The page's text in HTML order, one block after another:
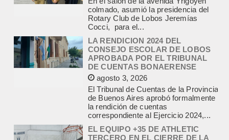
LA RENDICION 2024 DEL
CONSEJO ESCOLAR DE LOBOS
APROBADA POR EL TRIBUNAL
DE CUENTAS BONAERENSE
agosto 3, 2026
El Tribunal de Cuentas de la Provincia
de Buenos Aires aprobó formalmente
la rendición de cuentas
correspondiente al Ejercicio 2024,...
EL EQUIPO +35 DE ATHLETIC
TERCERO EN EL CIERRE DE LA
MAXI LIGA DE CHIVILCOY
agosto 2, 2026
El equipo +35 del Maxi Básquet del